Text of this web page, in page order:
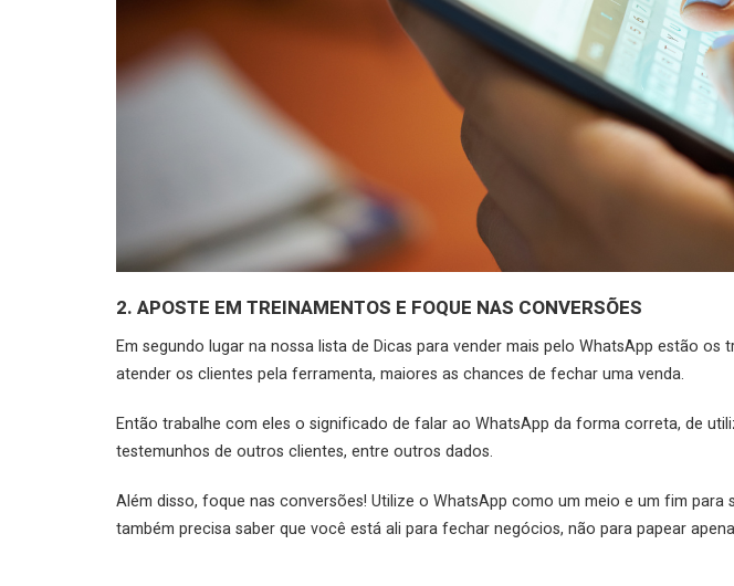
2. APOSTE EM TREINAMENTOS E FOQUE NAS CONVERSÕES
Em segundo lugar na nossa lista de Dicas para vender mais pelo WhatsApp estão
atender os clientes pela ferramenta, maiores as chances de fechar uma venda.
Então trabalhe com eles o significado de falar ao WhatsApp da forma correta, de
testemunhos de outros clientes, entre outros dados.
Além disso, foque nas conversões! Utilize o WhatsApp como um meio e um fim
também precisa saber que você está ali para fechar negócios, não para papear